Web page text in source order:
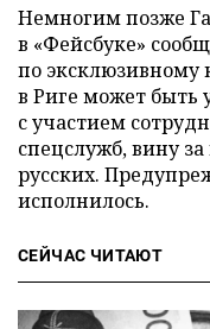
Немногим позже
в «Фейсбуке»
по эксклюзивному
в Риге может быть
с участием
спецслужб, вину
русских.
исполнилось.
СЕЙЧАС ЧИТАЮТ